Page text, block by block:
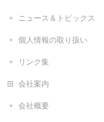
ニュース＆トピックス
個人情報の取り扱い
リンク集
会社案内
会社概要